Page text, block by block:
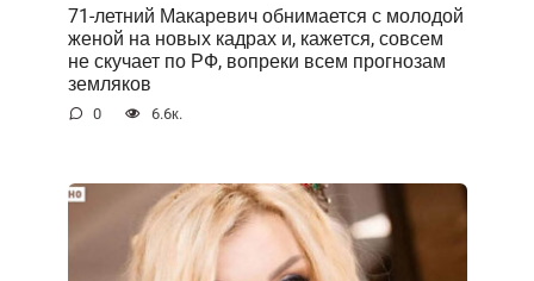
71-летний Макаревич обнимается с молодой
женой на новых кадрах и, кажется, совсем
не скучает по РФ, вопреки всем прогнозам
земляков
0 6.6к.